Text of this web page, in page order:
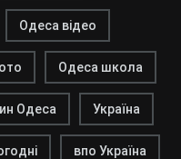
Одеса відео
Одеса школа
Одеса Україна
впо Україна